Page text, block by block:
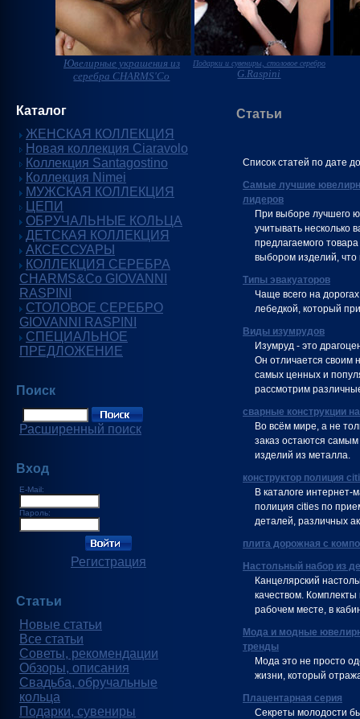
Ювелирные украшения из
серебра CHARMS'Co
Подарки и сувениры, столовое серебро
G.Raspini
Каталог
ЖЕНСКАЯ КОЛЛЕКЦИЯ
Новая коллекция Ciaravolo
Коллекция Santagostino
Коллекция Nimei
МУЖСКАЯ КОЛЛЕКЦИЯ
ЦЕПИ
ОБРУЧАЛЬНЫЕ КОЛЬЦА
ДЕТСКАЯ КОЛЛЕКЦИЯ
АКСЕССУАРЫ
КОЛЛЕКЦИЯ СЕРЕБРА
CHARMS&Co GIOVANNI
RASPINI
СТОЛОВОЕ СЕРЕБРО
GIOVANNI RASPINI
СПЕЦИАЛЬНОЕ
ПРЕДЛОЖЕНИЕ
Поиск
Расширенный поиск
Вход
E-Mail:
Пароль:
Регистрация
Статьи
Новые статьи
Все статьи
Советы, рекомендации
Обзоры, описания
Свадьба, обручальные
кольца
Подарки, сувениры
Статьи
Список статей по дате
Самые лучшие
лидеров
При выборе лучшего
учитывать несколько
предлагаемого
выбором изделий, что
Типы эвакуаторов
Чаще всего на
лебедкой, который
Виды изумрудов
Изумруд - это
Он отличается своим
самых ценных и
рассмотрим
сварные конструкции
Во всём мире, а не
заказ остаются
изделий из металла.
конструктор полиция
В каталоге интернет-
полиция cities по
деталей, различных
плита дорожная с
Настольный набор из
Канцелярский
качеством.
рабочем месте, в
Мода и модные
тренды
Мода это не просто
жизни, который
Плацентарная серия
Секреты молодости